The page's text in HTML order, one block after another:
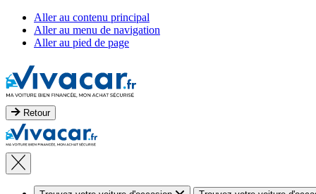
Aller au contenu principal
Aller au menu de navigation
Aller au pied de page
Retour